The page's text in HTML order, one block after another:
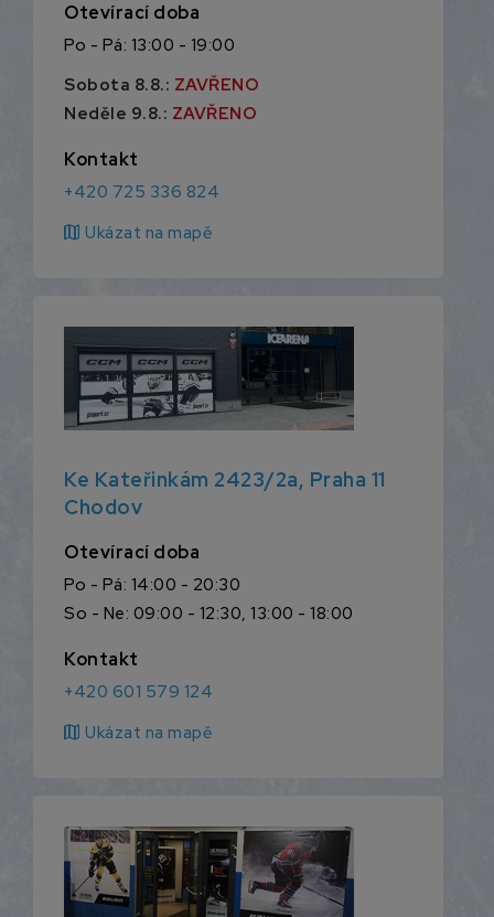
Otevírací doba
Po - Pá: 13:00 - 19:00
Sobota 8.8.: ZAVŘENO
Neděle 9.8.: ZAVŘENO
Kontakt
+420 725 336 824
map Ukázat na mapě
Ke Kateřinkám 2423/2a, Praha 11
Chodov
Otevírací doba
Po - Pá: 14:00 - 20:30
So - Ne: 09:00 - 12:30, 13:00 - 18:00
Kontakt
+420 601 579 124
map Ukázat na mapě